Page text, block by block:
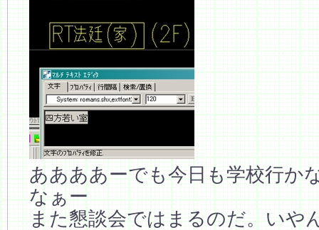
ああああーでも今日も学校行か
なぁー
また懇談会ではまるのだ。いや